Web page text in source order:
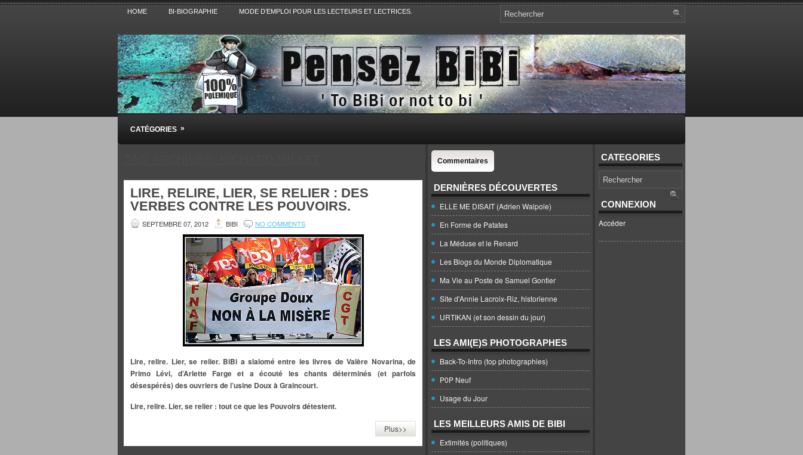
HOME BI-BIOGRAPHIE MODE D’EMPLOI POUR LES LECTEURS ET LECTRICES.
Pensez BiBi
Blog polémique sur l'Actualité, la Culture, la Politique, le Sport,. Avec Revue de presse et de blogs.
CATÉGORIES »
LIRE, RELIRE, LIER, SE RELIER : DES
VERBES CONTRE LES POUVOIRS.
SEPTEMBRE 07, 2012 BIBI NO COMMENTS
Lire, relire. Lier, se relier. BiBi a slalomé entre les livres de Valère Novarina, de
Primo Lévi, d’Arlette Farge et a écouté les chants déterminés (et parfois
désespérés) des ouvriers de l’usine Doux à Graincourt.
Lire, relire. Lier, se relier : tout ce que les Pouvoirs détestent.
Plus>>
Commentaires
DERNIÈRES DÉCOUVERTES
ELLE ME DISAIT (Adrien Walpole)
En Forme de Patates
La Méduse et le Renard
Les Blogs du Monde Diplomatique
Ma Vie au Poste de Samuel Gontier
Site d'Annie Lacroix-Riz, historienne
URTIKAN (et son dessin du jour)
LES AMI(E)S PHOTOGRAPHES
Back-To-Intro (top photographies)
P0P Neuf
Usage du Jour
LES MEILLEURS AMIS DE BIBI
Extimités (politiques)
CATEGORIES
CONNEXION
Accéder